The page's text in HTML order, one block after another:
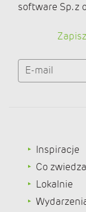
software Sp. z
E-mail
Inspiracje
Co
Lokalnie